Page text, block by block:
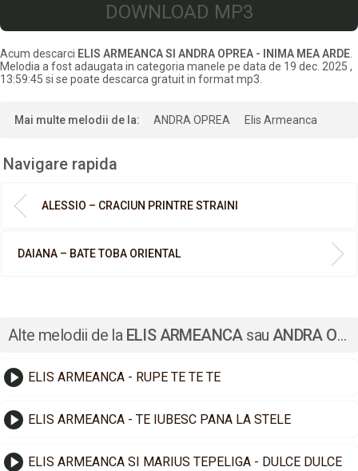
DOWNLOAD MP3
Acum descarci ELIS ARMEANCA SI ANDRA OPREA - INIMA MEA ARDE
Melodia a fost adaugata in categoria manele pe data de 19 dec. 2025 ,
13:59:45 si se poate descarca gratuit in format mp3.
Mai multe melodii de la: ANDRA OPREA Elis Armeanca
Navigare rapida
ALESSIO – CRACIUN PRINTRE STRAINI
DAIANA – BATE TOBA ORIENTAL
Alte melodii de la ELIS ARMEANCAsau ANDRA OPREA
ELIS ARMEANCA - RUPE TE TE TE
ELIS ARMEANCA - TE IUBESC PANA LA STELE
ELIS ARMEANCA SI MARIUS TEPELIGA - DULCE DULCE